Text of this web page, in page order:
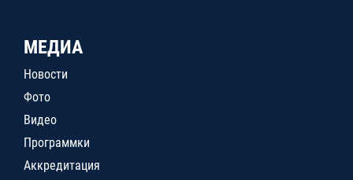
МЕДИА
Новости
Фото
Видео
Программки
Аккредитация